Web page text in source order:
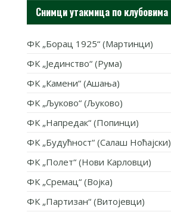
Снимци утакмица по клубовима
ФК „Борац 1925“ (Мартинци)
ФК „Јединство“ (Рума)
ФК „Камени“ (Ашања)
ФК „Љуково“ (Љуково)
ФК „Напредак“ (Попинци)
ФК „Будућност“ (Салаш Ноћајски)
ФК „Полет“ (Нови Карловци)
ФК „Сремац“ (Војка)
ФК „Партизан“ (Витојевци)